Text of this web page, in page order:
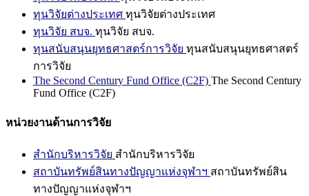
ทุนวิจัยต่างประเทศ ทุนวิจัยต่างประเทศ
ทุนวิจัย สบจ. ทุนวิจัย สบจ.
ทุนสนับสนุนยุทธศาสตร์การวิจัย ทุนสนับสนุนยุทธศาสตร์
การวิจัย
The Second Century Fund Office (C2F) The Second Century
Fund Office (C2F)
หน่วยงานด้านการวิจัย
สำนักบริหารวิจัย สำนักบริหารวิจัย
สถาบันทรัพย์สินทางปัญญาแห่งจุฬาฯ สถาบันทรัพย์สิน
ทางปัญญาแห่งจุฬาฯ